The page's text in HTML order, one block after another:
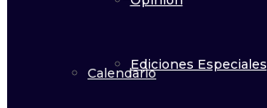
Ediciones Especiales
Calendario